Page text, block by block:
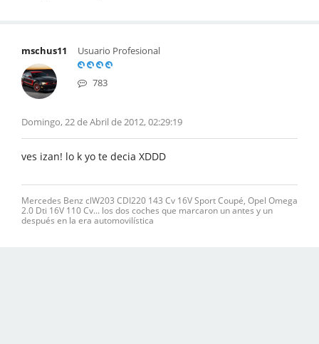
mschus11 Usuario Profesional
783
Domingo, 22 de Abril de 2012, 02:29:19
ves izan! lo k yo te decia XDDD
Mercedes Benz clW203 CDI220 143 Cv 16V Sport Coupé, Opel Omega
2.0 Dti 16V 110 Cv... los dos coches que marcaron un antes y un
después en la era automovilística